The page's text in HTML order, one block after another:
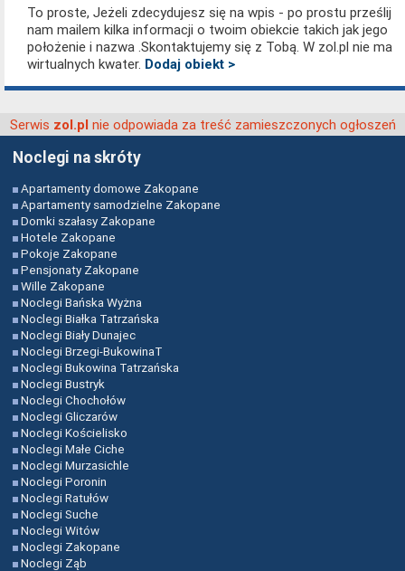
To proste, Jeżeli zdecydujesz się na wpis - po prostu prześlij
nam mailem kilka informacji o twoim obiekcie takich jak jego
położenie i nazwa .Skontaktujemy się z Tobą. W zol.pl nie ma
wirtualnych kwater. Dodaj obiekt >
Serwis zol.pl nie odpowiada za treść zamieszczonych ogłoszeń
Noclegi na skróty
Apartamenty domowe Zakopane
Apartamenty samodzielne Zakopane
Domki szałasy Zakopane
Hotele Zakopane
Pokoje Zakopane
Pensjonaty Zakopane
Wille Zakopane
Noclegi Bańska Wyżna
Noclegi Białka Tatrzańska
Noclegi Biały Dunajec
Noclegi Brzegi-BukowinaT
Noclegi Bukowina Tatrzańska
Noclegi Bustryk
Noclegi Chochołów
Noclegi Gliczarów
Noclegi Kościelisko
Noclegi Małe Ciche
Noclegi Murzasichle
Noclegi Poronin
Noclegi Ratułów
Noclegi Suche
Noclegi Witów
Noclegi Zakopane
Noclegi Ząb